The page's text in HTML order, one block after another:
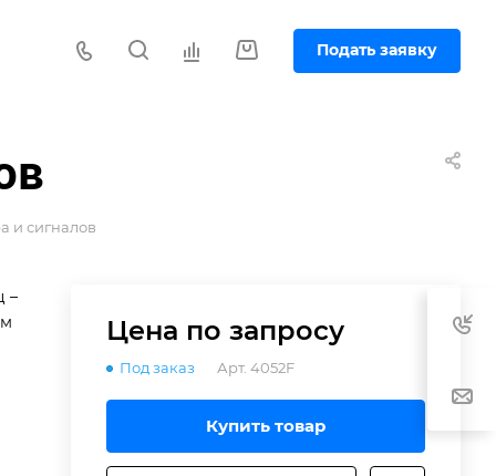
Подать заявку
и сигналов
Цена по запросу
Под заказ Арт. 4052F
Купить товар
–